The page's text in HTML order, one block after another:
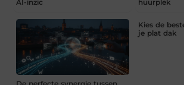
AI-inzic
huurplek
Kies de
je plat dak